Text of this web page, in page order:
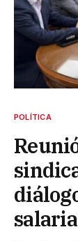
POLÍTICA